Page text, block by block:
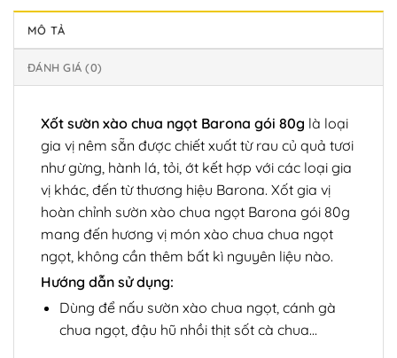
MÔ TẢ
ĐÁNH GIÁ (0)
Xốt sườn xào chua ngọt Barona gói 80g là loại
gia vị nêm sẵn được chiết xuất từ rau củ quả tươi
như gừng, hành lá, tỏi, ớt kết hợp với các loại gia
vị khác, đến từ thương hiệu Barona. Xốt gia vị
hoàn chỉnh sườn xào chua ngọt Barona gói 80g
mang đến hương vị món xào chua chua ngọt
ngọt, không cần thêm bất kì nguyên liệu nào.
Hướng dẫn sử dụng:
Dùng để nấu sườn xào chua ngọt, cánh gà
chua ngọt, đậu hũ nhồi thịt sốt cà chua…